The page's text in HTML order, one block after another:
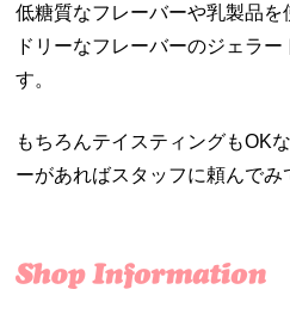
低糖質なフレーバーや乳製品
ドリーなフレーバーのジェラ
す。
もちろんテイスティングもOK
ーがあればスタッフに頼んでみ